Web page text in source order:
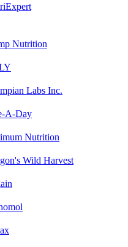
Nutrition
Labs Inc.
A-Day
Nutrition
Wild Harvest